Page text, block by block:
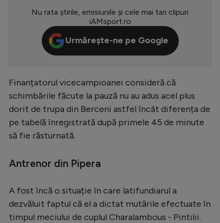
CM 2026
Premier League
Serie A
Bundesliga
Ligue 1
Campionate
EURO 2024
Stranieri
Clasamente
Nu rata știrile, emisiunile și cele mai tari clipuri
iAMsport.ro
Urmărește-ne pe Google
Finanțatorul vicecampioanei consideră că
schimbările făcute la pauză nu au adus acel plus
dorit de trupa din Berceni astfel încât diferența de
pe tabelă înregistrată după primele 45 de minute
să fie răsturnată.
Antrenor din Pipera
A fost încă o situație în care latifundiarul a
dezvăluit faptul că el a dictat mutările efectuate în
timpul meciului de cuplul Charalambous - Pintilii.